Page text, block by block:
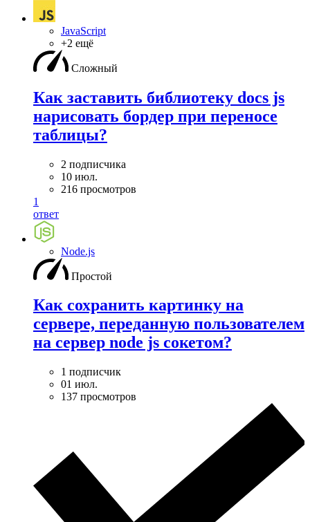
JavaScript
+2 ещё
Сложный
Как заставить библиотеку docs js
нарисовать бордер при переносе
таблицы?
2 подписчика
10 июл.
216 просмотров
1
ответ
Node.js
Простой
Как сохранить картинку на
сервере, переданную пользователем
на сервер node js сокетом?
1 подписчик
01 июл.
137 просмотров